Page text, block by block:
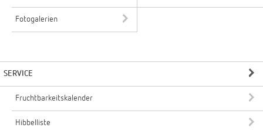
Fotogalerien
SERVICE
Fruchtbarkeitskalender
Hibbelliste